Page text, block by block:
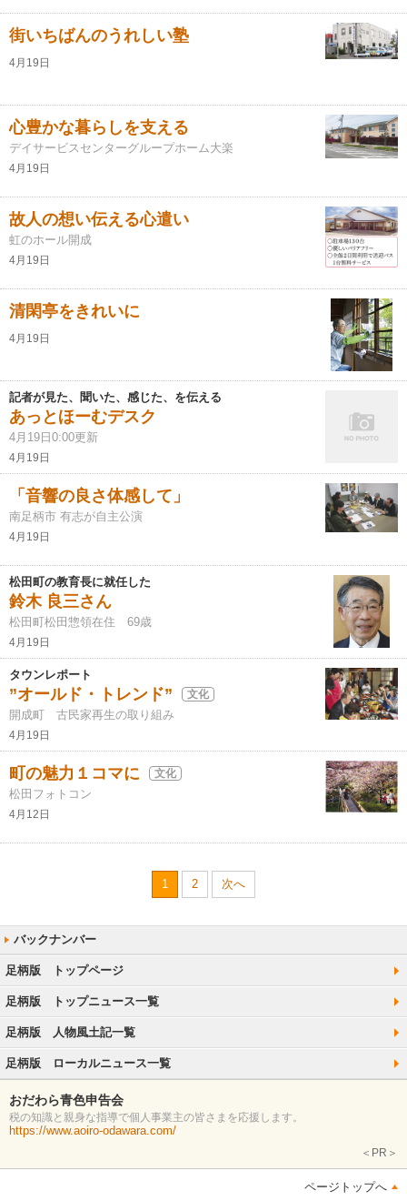
街いちばんのうれしい塾
4月19日
心豊かな暮らしを支える
デイサービスセンターグループホーム大楽
4月19日
故人の想い伝える心遣い
虹のホール開成
4月19日
清閑亭をきれいに
4月19日
記者が見た、聞いた、感じた、を伝える
あっとほーむデスク
4月19日0:00更新
4月19日
「音響の良さ体感して」
南足柄市 有志が自主公演
4月19日
松田町の教育長に就任した
鈴木 良三さん
松田町松田惣領在住 69歳
4月19日
タウンレポート
”オールド・トレンド” 文化
開成町 古民家再生の取り組み
4月19日
町の魅力１コマに 文化
松田フォトコン
4月12日
1 2 次へ
足柄版 トップページ
足柄版 トップニュース一覧
足柄版 人物風土記一覧
足柄版 ローカルニュース一覧
おだわら青色申告会
税の知識と親身な指導で個人事業主の皆さまを応援します。
https://www.aoiro-odawara.com/
＜PR＞
ページトップへ